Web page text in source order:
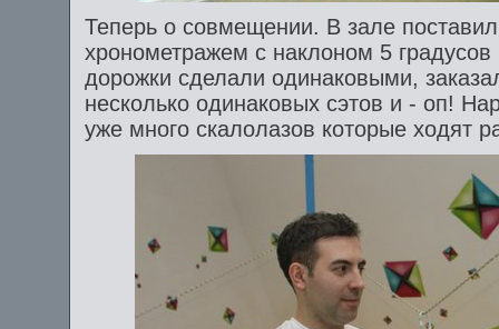
Теперь о совмещении. В зале
хронометражем с наклоном 5
дорожки сделали одинаковыми,
несколько одинаковых сэтов и - оп!
уже много скалолазов которые ходят